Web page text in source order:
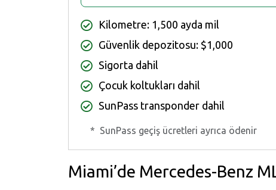
Kilometre: 1,500 ayda mil
Güvenlik depozitosu: $1,000
Sigorta dahil
Çocuk koltukları dahil
SunPass transponder dahil
* SunPass geçiş ücretleri ayrıca ödenir
Miami’de Mercedes-Benz